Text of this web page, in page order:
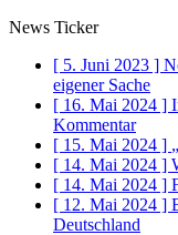
News Ticker
[ 5. Juni 2023 ]
eigener Sache
[ 16. Mai 2024 ]
Kommentar
[ 15. Mai 2024 ]
[ 14. Mai 2024 ]
[ 14. Mai 2024 ]
[ 12. Mai 2024 ]
Deutschland